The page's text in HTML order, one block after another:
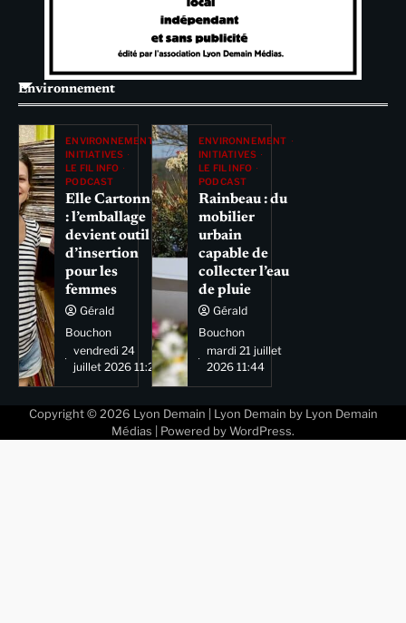
Environnement
ENVIRONNEMENT
INITIATIVES
LE FIL INFO
PODCAST
Elle Cartonne
: l’emballage
devient outil
d’insertion
pour les
femmes
Gérald
Bouchon
vendredi 24
juillet 2026 11:29
ENVIRONNEMENT
INITIATIVES
LE FIL INFO
PODCAST
Rainbeau : du
mobilier
urbain
capable de
collecter l’eau
de pluie
Gérald
Bouchon
mardi 21 juillet
2026 11:44
Copyright © 2026 Lyon Demain | Lyon Demain by Lyon Demain
Médias | Powered by WordPress.